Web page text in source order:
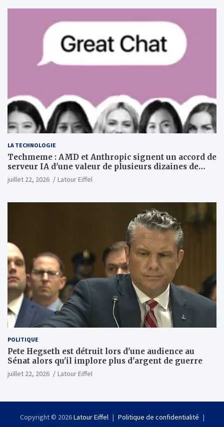
LA TECHNOLOGIE
Techmeme : AMD et Anthropic signent un accord de
serveur IA d'une valeur de plusieurs dizaines de
milliards ; Anthropic achètera jusqu'à 2 GW de puces
MI450 à partir du premier semestre 2027 et AMD
(Wall Street Journal)
juillet 22, 2026 Latour Eiffel
POLITIQUE
Pete Hegseth est détruit lors d'une audience au
Sénat alors qu'il implore plus d'argent de guerre
juillet 22, 2026 Latour Eiffel
Copyright © 2026Latour Eiffel
Politique de confidentialité